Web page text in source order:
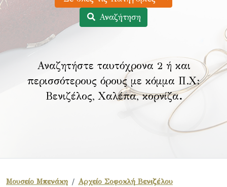
Αναζήτηση
Αναζητήστε ταυτόχρονα 2 ή και
περισσότερους όρους με κόμμα Π.Χ:
Βενιζέλος, Χαλέπα, κορνίζα.
Μουσείο Μπενάκη
Αρχείο Σοφοκλή Βενιζέλου